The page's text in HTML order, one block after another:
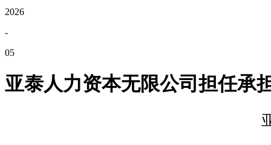
2026
-
05
亚泰人力资本无限公司担任承